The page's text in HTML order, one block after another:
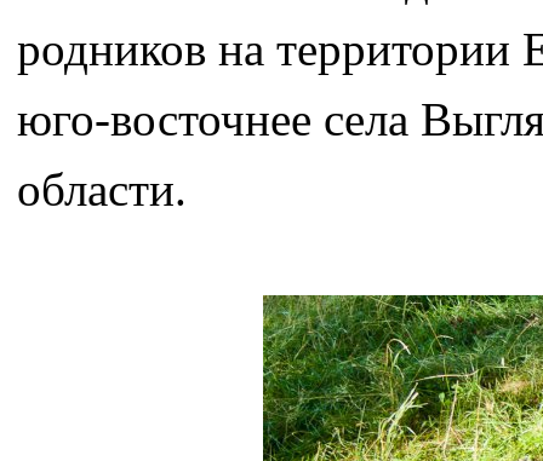
родников на территории
юго-восточнее села
области.